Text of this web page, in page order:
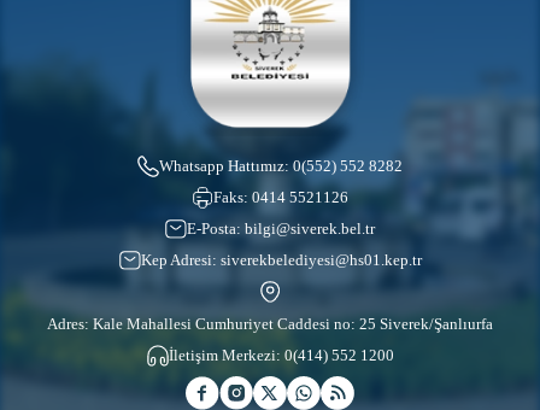
Whatsapp Hattımız: 0(552) 552 8282
Faks: 0414 5521126
E-Posta: bilgi@siverek.bel.tr
Kep Adresi: siverekbelediyesi@hs01.kep.tr
Adres: Kale Mahallesi Cumhuriyet Caddesi no: 25 Siverek/Şanlıurfa
İletişim Merkezi: 0(414) 552 1200